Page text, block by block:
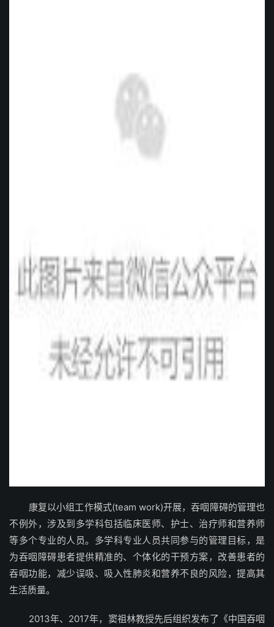
康复以小组工作模式(team work)开展，吞咽障碍的管理也
不例外，涉及到多学科包括临床医师、护士、治疗师和营养师
等多个专业的人员。多学科专业人员共同参与的管理目标，是
为吞咽障碍患者提供精准的、个体化的干预方案，改善患者的
吞咽功能，减少误吸、吸入性肺炎和营养不良的风险，提高其
生活质量。
2013年、2017年，窦祖林教授先后组织发布了《中国吞咽